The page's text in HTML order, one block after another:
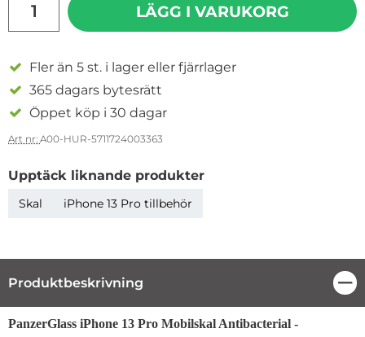
LÄGG I VARUKORG
Fler än 5 st. i lager eller fjärrlager
365 dagars bytesrätt
Öppet köp i 30 dagar
Art nr: A00-HUR-5711724003363
Upptäck liknande produkter
Skal iPhone 13 Pro tillbehör
Produktbeskrivning
Produktbeskrivning
PanzerGlass iPhone 13 Pro Mobilskal Antibacterial -